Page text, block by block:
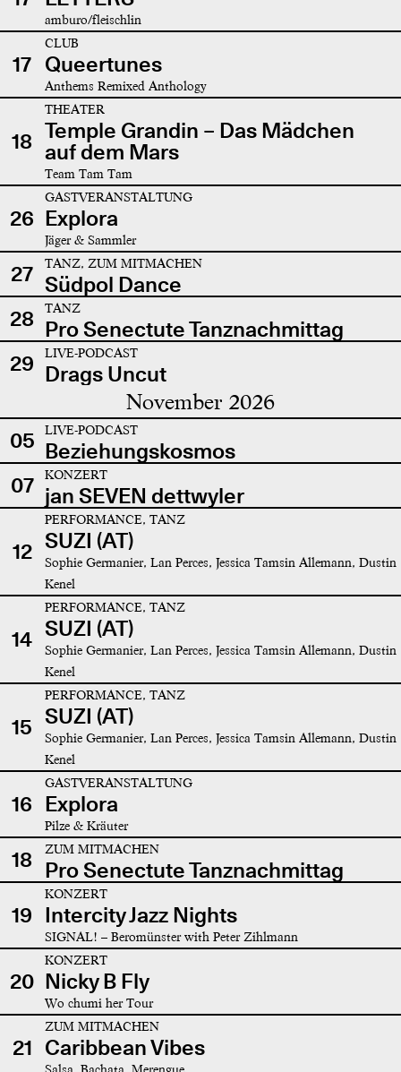
amburo/fleischlin
17
CLUB
Queertunes
Anthems Remixed Anthology
18
THEATER
Temple Grandin – Das Mädchen
auf dem Mars
Team Tam Tam
26
GASTVERANSTALTUNG
Explora
Jäger & Sammler
27 TANZ, ZUM MITMACHEN
Südpol Dance
28
TANZ
Pro Senectute Tanznachmittag
29
LIVE-PODCAST
Drags Uncut
November 2026
05 LIVE-PODCAST
Beziehungskosmos
07
KONZERT
jan SEVEN dettwyler
12
PERFORMANCE, TANZ
SUZI (AT)
Sophie Germanier, Lan Perces, Jessica Tamsin Allemann, Dustin
Kenel
14
PERFORMANCE, TANZ
SUZI (AT)
Sophie Germanier, Lan Perces, Jessica Tamsin Allemann, Dustin
Kenel
15
PERFORMANCE, TANZ
SUZI (AT)
Sophie Germanier, Lan Perces, Jessica Tamsin Allemann, Dustin
Kenel
16
GASTVERANSTALTUNG
Explora
Pilze & Kräuter
18 ZUM MITMACHEN
Pro Senectute Tanznachmittag
19
KONZERT
Intercity Jazz Nights
SIGNAL! – Beromünster with Peter Zihlmann
20
KONZERT
Nicky B Fly
Wo chumi her Tour
21
ZUM MITMACHEN
Caribbean Vibes